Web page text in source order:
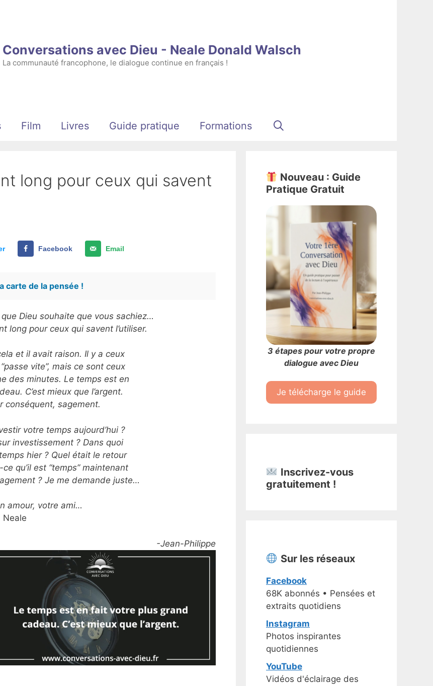
Conversations avec Dieu - Neale Donald Walsch
La communauté francophone, le dialogue continue en français !
Film Livres Guide pratique Formations
long pour ceux qui savent
Facebook Email
carte de la pensée !
Dieu souhaite que vous sachiez…
long pour ceux qui savent l’utiliser.
et il avait raison. Il y a ceux
vite”, mais ce sont ceux
des minutes. Le temps est en
C’est mieux que l’argent.
conséquent, sagement.
votre temps aujourd’hui ?
investissement ? Dans quoi
hier ? Quel était le retour
qu’il est “temps” maintenant
? Je me demande juste…
amour, votre ami…
Neale
-Jean-Philippe
Nouveau : Guide
Pratique Gratuit
3 étapes pour votre propre
dialogue avec Dieu
Je télécharge le guide
Inscrivez-vous
gratuitement !
Sur les réseaux
Facebook
68K abonnés • Pensées et
extraits quotidiens
Instagram
Photos inspirantes
quotidiennes
YouTube
Vidéos d'éclairage des